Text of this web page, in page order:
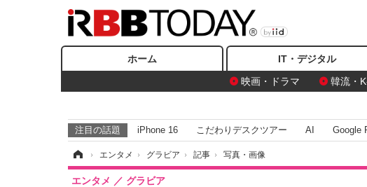
ホーム IT・デジタル
映画・ドラマ
韓流・
注目の話題 iPhone 16 こだわりデスクツアー AI Google
› エンタメ › グラビア › 記事 › 写真・画像
エンタメ グラビア